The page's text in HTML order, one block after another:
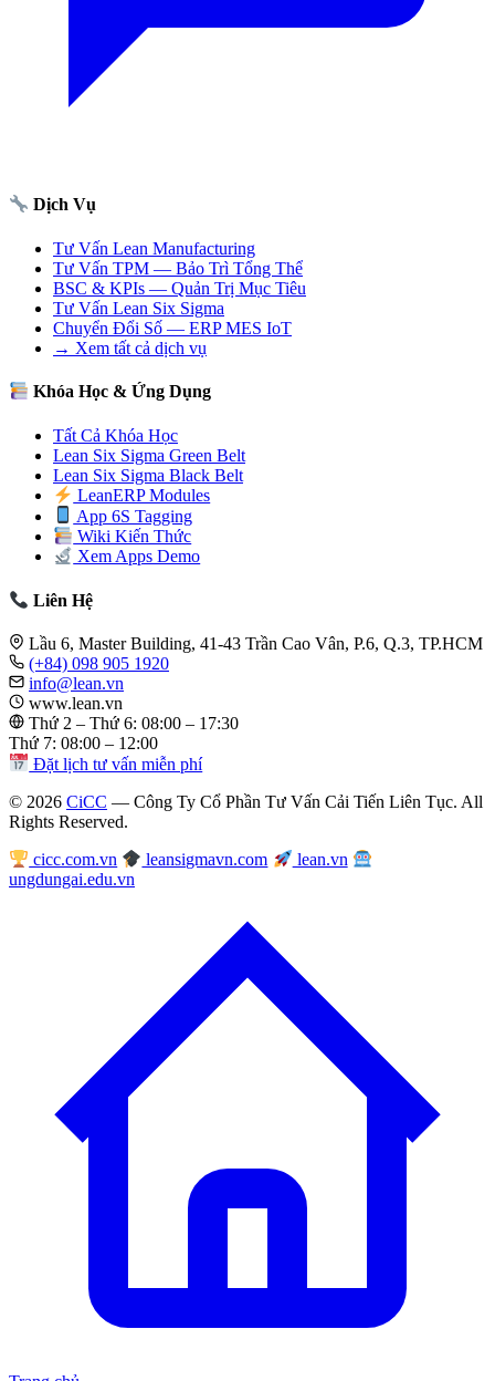
Dịch Vụ
Tư Vấn Lean Manufacturing
Tư Vấn TPM — Bảo Trì Tổng Thể
BSC & KPIs — Quản Trị Mục Tiêu
Tư Vấn Lean Six Sigma
Chuyển Đổi Số — ERP MES IoT
→ Xem tất cả dịch vụ
Khóa Học & Ứng Dụng
Tất Cả Khóa Học
Lean Six Sigma Green Belt
Lean Six Sigma Black Belt
LeanERP Modules
App 6S Tagging
Wiki Kiến Thức
Xem Apps Demo
Liên Hệ
Lầu 6, Master Building, 41-43 Trần Cao Vân, P.6, Q.3, TP.HCM
(+84) 098 905 1920
info@lean.vn
www.lean.vn
Thứ 2 – Thứ 6: 08:00 – 17:30
Thứ 7: 08:00 – 12:00
Đặt lịch tư vấn miễn phí
© 2026 CiCC — Công Ty Cổ Phần Tư Vấn Cải Tiến Liên Tục. All
Rights Reserved.
cicc.com.vn leansigmavn.com
lean.vn
ungdungai.edu.vn